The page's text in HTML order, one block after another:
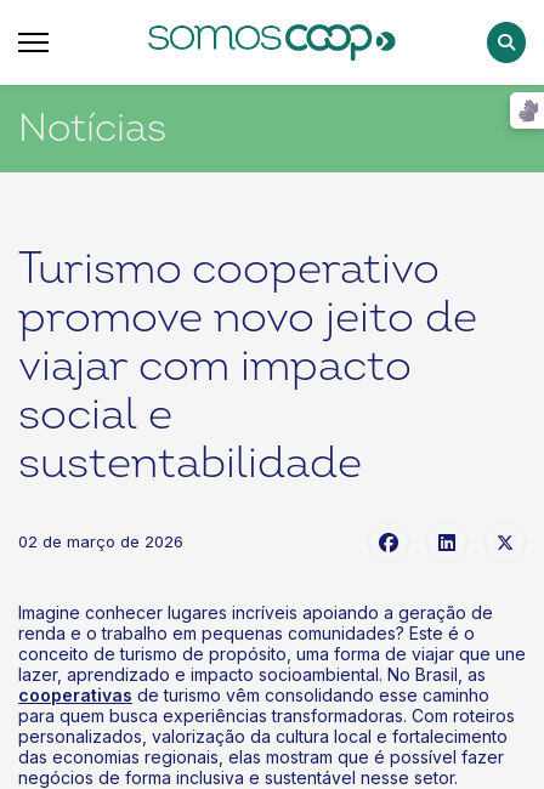
Notícias
Turismo cooperativo
promove novo jeito de
viajar com impacto
social e
sustentabilidade
02 de março de 2026
Imagine conhecer lugares incríveis apoiando a geração de
renda e o trabalho em pequenas comunidades? Este é o
conceito de turismo de propósito, uma forma de viajar que une
lazer, aprendizado e impacto socioambiental. No Brasil, as
cooperativas de turismo vêm consolidando esse caminho
para quem busca experiências transformadoras. Com roteiros
personalizados, valorização da cultura local e fortalecimento
das economias regionais, elas mostram que é possível fazer
negócios de forma inclusiva e sustentável nesse setor.